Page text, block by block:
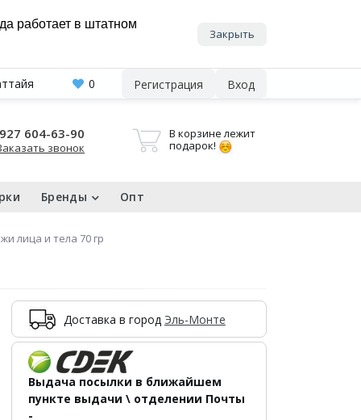
работает в штатном
Закрыть
0 Регистрация Вход
604-63-90
звонок
В корзине лежит
подарок!
Бренды Опт
лица и тела 70 гр
Доставка в город Эль-Монте
Выдача посылки в ближайшем
пункте выдачи \ отделении Почты
-